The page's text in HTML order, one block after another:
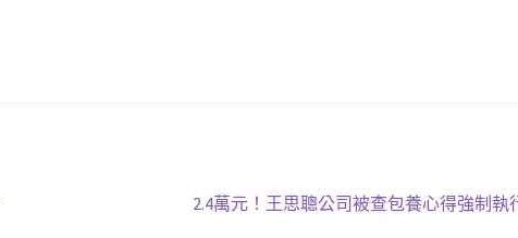
下
2.4萬元！王思聰公司被查包養心得強制執